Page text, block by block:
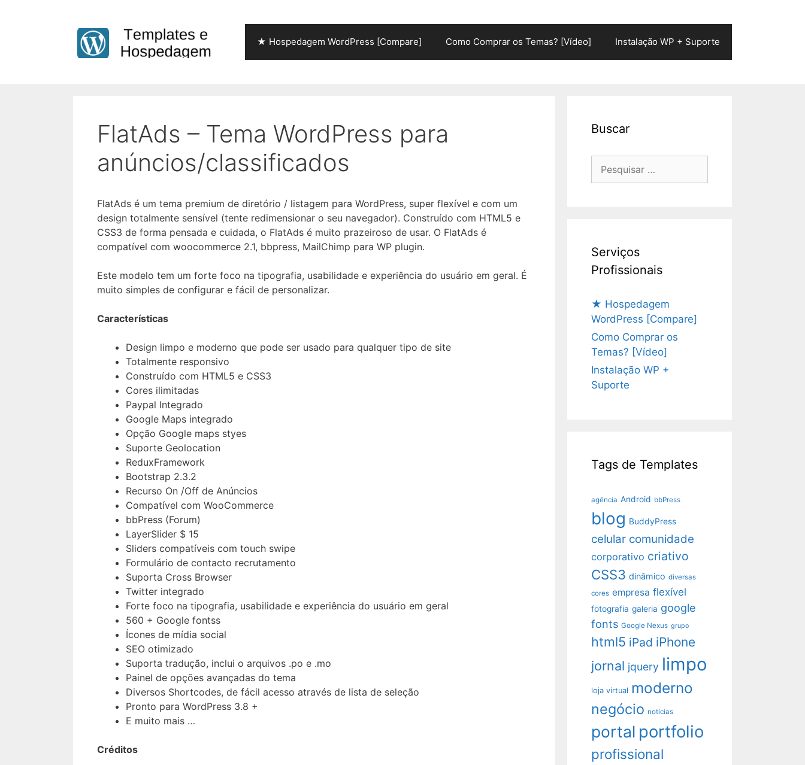
★ Hospedagem WordPress [Compare] Como Comprar os Temas? [Vídeo] Instalação WP + Suporte
FlatAds – Tema WordPress para
anúncios/classificados
FlatAds é um tema premium de diretório / listagem para WordPress, super flexível e com um
design totalmente sensível (tente redimensionar o seu navegador). Construído com HTML5 e
CSS3 de forma pensada e cuidada, o FlatAds é muito prazeiroso de usar. O FlatAds é
compatível com woocommerce 2.1, bbpress, MailChimp para WP plugin.
Este modelo tem um forte foco na tipografia, usabilidade e experiência do usuário em geral. É
muito simples de configurar e fácil de personalizar.
Características
Design limpo e moderno que pode ser usado para qualquer tipo de site
Totalmente responsivo
Construído com HTML5 e CSS3
Cores ilimitadas
Paypal Integrado
Google Maps integrado
Opção Google maps styes
Suporte Geolocation
ReduxFramework
Bootstrap 2.3.2
Recurso On /Off de Anúncios
Compatível com WooCommerce
bbPress (Forum)
LayerSlider $ 15
Sliders compatíveis com touch swipe
Formulário de contacto recrutamento
Suporta Cross Browser
Twitter integrado
Forte foco na tipografia, usabilidade e experiência do usuário em geral
560 + Google fontss
Ícones de mídia social
SEO otimizado
Suporta tradução, inclui o arquivos .po e .mo
Painel de opções avançadas do tema
Diversos Shortcodes, de fácil acesso através de lista de seleção
Pronto para WordPress 3.8 +
E muito mais …
Créditos
Buscar
Serviços
Profissionais
★ Hospedagem
WordPress [Compare]
Como Comprar os
Temas? [Vídeo]
Instalação WP +
Suporte
Tags de Templates
agência Android bbPress
blog BuddyPress
celular comunidade
corporativo criativo
CSS3 dinâmico diversas
cores empresa flexível
fotografia galeria google
fonts Google Nexus grupo
html5 iPad iPhone
jornal jquery limpo
loja virtual moderno
negócio notícias
portal portfolio
profissional